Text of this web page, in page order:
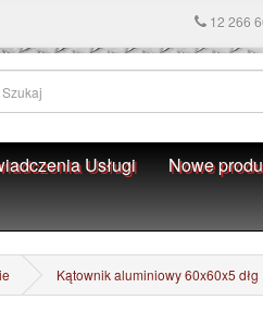
12 266
Usługi Nowe
Kątownik aluminiowy 60x60x5 dłg